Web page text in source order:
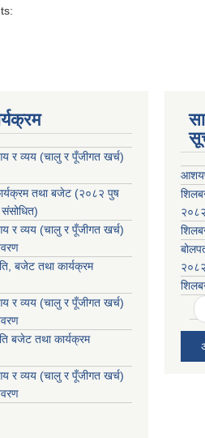
व्यय (चालु र पूँजीगत खर्च)
तथा बजेट (२०८२ पुष
व्यय (चालु र पूँजीगत खर्च)
बजेट तथा कार्यक्रम
व्यय (चालु र पूँजीगत खर्च)
बजेट तथा कार्यक्रम
व्यय (चालु र पूँजीगत खर्च)